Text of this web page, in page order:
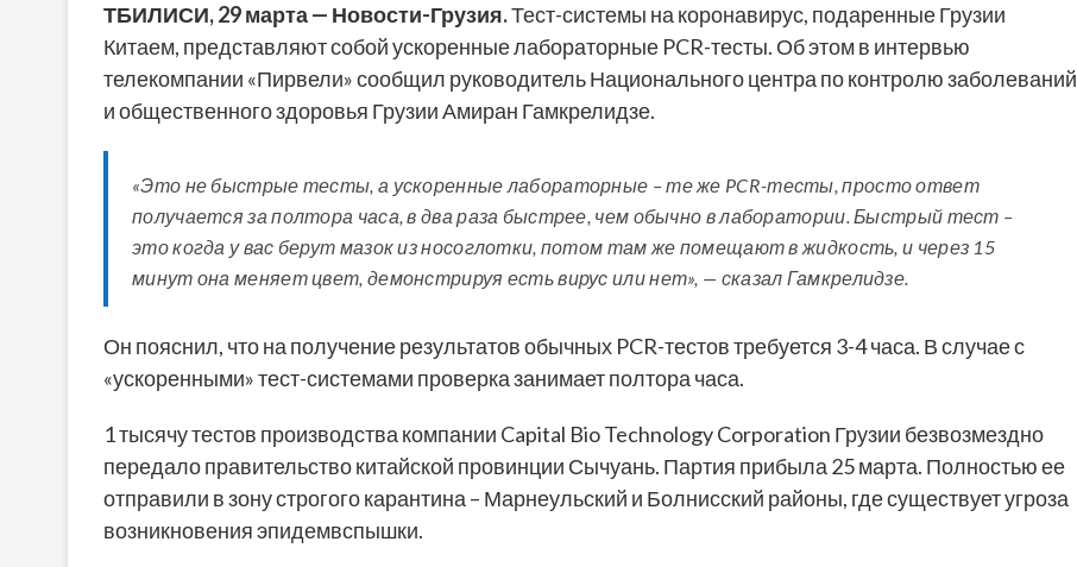
ТБИЛИСИ, 29 марта — Новости-Грузия.Тест-системы на коронавирус, подаренные Грузии
Китаем, представляют собой ускоренные лабораторные PCR-тесты. Об этом в интервью
телекомпании «Пирвели» сообщил руководитель Национального центра по контролю заболеваний
и общественного здоровья Грузии Амиран Гамкрелидзе.
«Это не быстрые тесты, а ускоренные лабораторные – те же PCR-тесты, просто ответ
получается за полтора часа, в два раза быстрее, чем обычно в лаборатории. Быстрый тест –
это когда у вас берут мазок из носоглотки, потом там же помещают в жидкость, и через 15
минут она меняет цвет, демонстрируя есть вирус или нет», — сказал Гамкрелидзе.
Он пояснил, что на получение результатов обычных PCR-тестов требуется 3-4 часа. В случае с
«ускоренными» тест-системами проверка занимает полтора часа.
1 тысячу тестов производства компании Capital Bio Technology Corporation Грузии безвозмездно
передало правительство китайской провинции Сычуань. Партия прибыла 25 марта. Полностью ее
отправили в зону строгого карантина – Марнеульский и Болнисский районы, где существует угроза
возникновения эпидемвспышки.